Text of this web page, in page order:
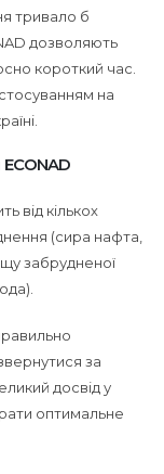
тривало б
дозволяють
короткий час.
на
від кількох
(сира нафта,
забрудненої
за
досвід у
оптимальне